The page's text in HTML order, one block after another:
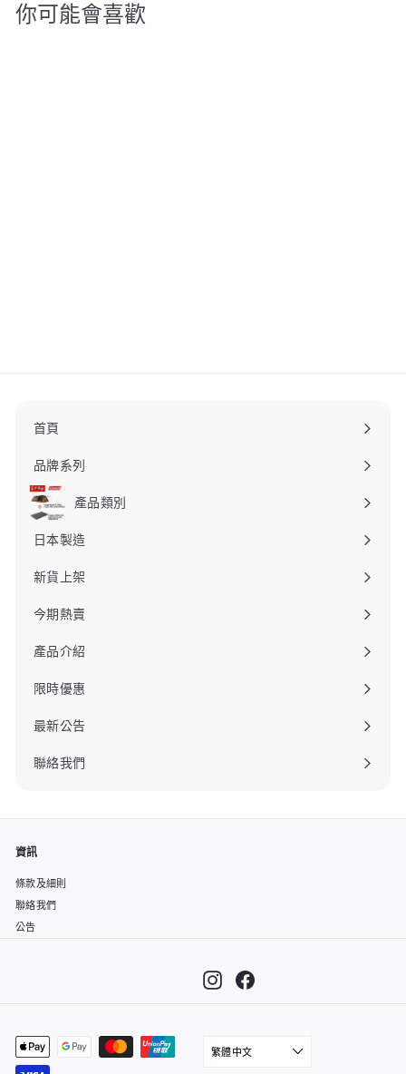
你可能會喜歡
首頁
品牌系列
產品類別
日本製造
新貨上架
今期熱賣
產品介紹
限時優惠
最新公告
聯絡我們
資訊
條款及細則
聯絡我們
公告
InstagramFacebook
繁體中文